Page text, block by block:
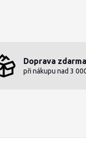
Doprava zdarma
při nákupu nad 3